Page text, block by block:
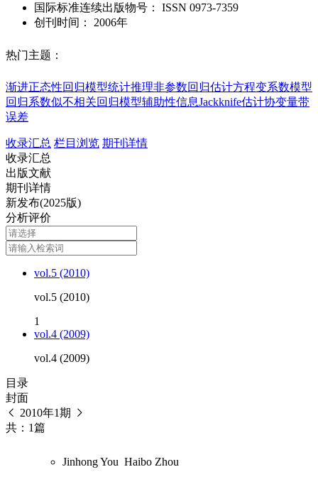
国际标准连续出版物号 ： ISSN 0973-7359
创刊时间：
2006年
热门主题：
渐进正态性回归模型统计推理非参数回归估计方程变系数模型
回归系数似不相关回归模型辅助性信息Jackknife估计协变量带
误差
收录汇总 栏目浏览 期刊详情
收录汇总
出版文献
期刊详情
新发布(2025版)
分析评价
vol.5 (2010)
vol.5 (2010)
1
vol.4 (2009)
vol.4 (2009)
目录
封面
2010年1期
共：1篇
Jinhong You Haibo Zhou